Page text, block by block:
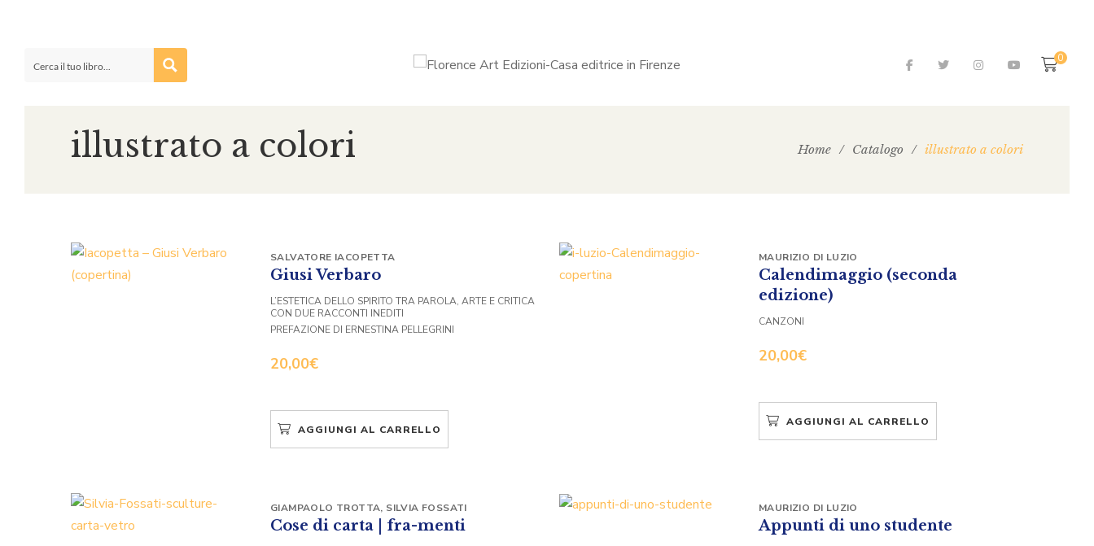
0
illustrato a colori Home / Catalogo / illustrato a colori
Giusi Verbaro
20,00€
SALVATORE IACOPETTA
L’ESTETICA DELLO SPIRITO TRA PAROLA, ARTE E CRITICA
CON DUE RACCONTI INEDITI
PREFAZIONE DI ERNESTINA PELLEGRINI
AGGIUNGI AL CARRELLO
Calendimaggio (seconda
edizione)
20,00€
MAURIZIO DI LUZIO
CANZONI
AGGIUNGI AL CARRELLO
Cose di carta | fra-menti
GIAMPAOLO TROTTA, SILVIA FOSSATI
Appunti di uno studente
MAURIZIO DI LUZIO